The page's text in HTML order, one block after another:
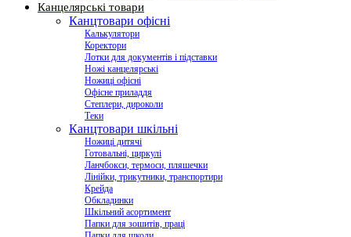
Канцелярські товари
Канцтовари офісні
Калькулятори
Коректори
Лотки для документів і підставки
Ножі канцелярські
Ножиці офісні
Офісне приладдя
Степлери, дироколи
Теки
Канцтовари шкільні
Ножиці дитячі
Готовальні, циркулі
Ланчбокси, термоси, пляшечки
Лінійки, трикутники, транспортири
Крейда
Обкладинки
Шкільний асортимент
Папки для зошитів, праці